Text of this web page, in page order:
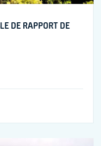
DE RAPPORT DE